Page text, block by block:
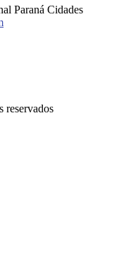
Paraná Cidades
reservados